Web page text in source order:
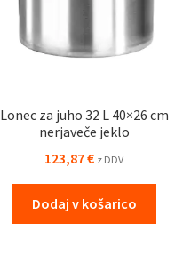
Lonec za juho 32 L 40×26 cm
nerjaveče jeklo
123,87€ z DDV
Dodaj v košarico